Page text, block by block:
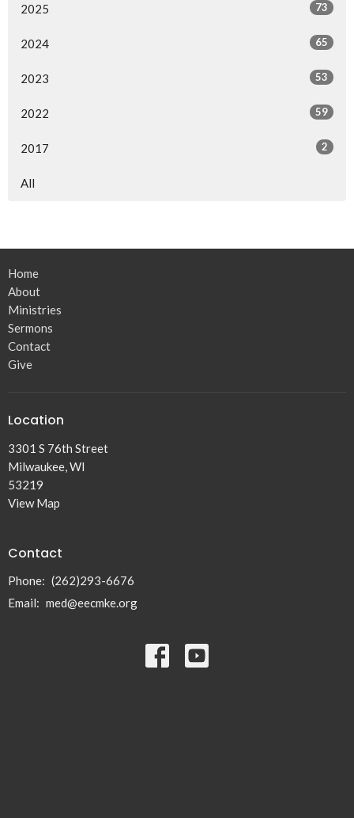
2025 73
2024 65
2023 53
2022 59
2017 2
All
Home
About
Ministries
Sermons
Contact
Give
Location
3301 S 76th Street
Milwaukee, WI
53219
View Map
Contact
Phone: (262)293-6676
Email: med@eecmke.org